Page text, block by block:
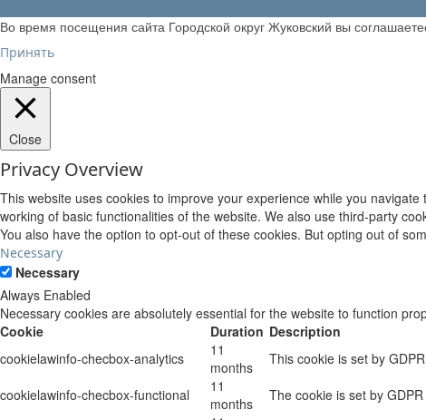
Во время посещения сайта Городской округ Жуковский вы
Принять
Manage consent
Close
Privacy Overview
This website uses cookies to improve your experience while you
working of basic functionalities of the website. We also use third-party
You also have the option to opt-out of these cookies. But opting out of
Necessary
Necessary
Always Enabled
Necessary cookies are absolutely essential for the website to function
Cookie
Duration Description
cookielawinfo-checbox-analytics
11
months
This cookie is set by
cookielawinfo-checbox-functional
11
months
The cookie is set by